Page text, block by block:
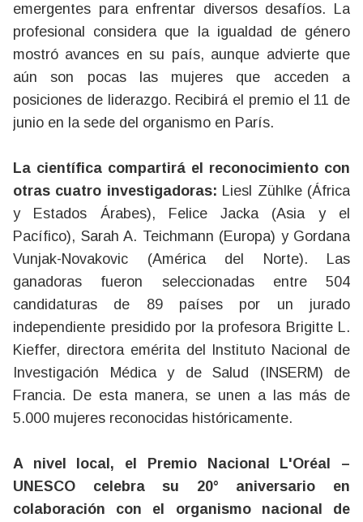
emergentes para enfrentar diversos desafíos. La
profesional considera que la igualdad de género
mostró avances en su país, aunque advierte que
aún son pocas las mujeres que acceden a
posiciones de liderazgo. Recibirá el premio el 11 de
junio en la sede del organismo en París.
La científica compartirá el reconocimiento con
otras cuatro investigadoras: Liesl Zühlke (África
y Estados Árabes), Felice Jacka (Asia y el
Pacífico), Sarah A. Teichmann (Europa) y Gordana
Vunjak-Novakovic (América del Norte). Las
ganadoras fueron seleccionadas entre 504
candidaturas de 89 países por un jurado
independiente presidido por la profesora Brigitte L.
Kieffer, directora emérita del Instituto Nacional de
Investigación Médica y de Salud (INSERM) de
Francia. De esta manera, se unen a las más de
5.000 mujeres reconocidas históricamente.
A nivel local, el Premio Nacional L'Oréal –
UNESCO celebra su 20° aniversario en
colaboración con el organismo nacional de